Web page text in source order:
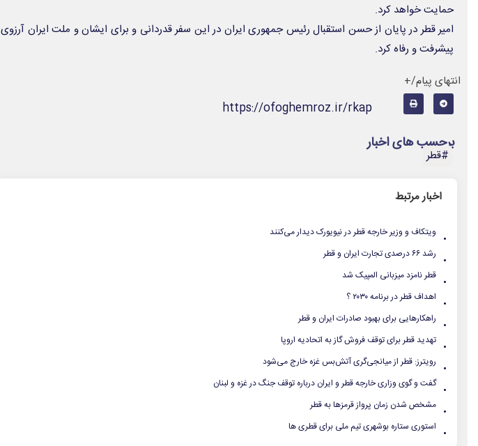
حمایت خواهد کرد.
امیر قطر در پایان از حسن استقبال رئیس جمهوری ایران در این سفر قدردانی و برای ایشان و ملت ایران آرزوی
پیشرفت و رفاه کرد.
انتهای پیام/+
https://ofoghemroz.ir/rkap
برچسب های اخبار
#قطر
اخبار مرتبط
. ویتکاف و وزیر خارجه قطر در نیویورک دیدار می‌کنند
. رشد ۶۶ درصدی تجارت ایران و قطر
. قطر نامزد میزبانی المپیک شد
. اهداف قطر در برنامه ۲۰۳۰ ؟
. راهکارهایی برای بهبود صادرات ایران و قطر
. تهدید قطر برای توقف فروش گاز به اتحادیه اروپا
. رویترز: قطر از میانجی‌گری آتش‌بس غزه خارج می‌شود
. گفت و گوی وزاری خارجه قطر و ایران درباره توقف جنگ در غزه و لبنان
. مشخص شدن زمان پرواز قرمزها به قطر
. استوری ستاره بوشهری تیم ملی برای قطری ها